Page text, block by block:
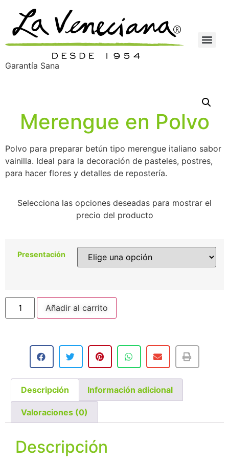
Garantía Sana
Merengue en Polvo
Polvo para preparar betún tipo merengue italiano sabor
vainilla. Ideal para la decoración de pasteles, postres,
para hacer flores y detalles de repostería.
Selecciona las opciones deseadas para mostrar el
precio del producto
Presentación
Añadir al carrito
Descripción Información adicional
Valoraciones (0)
Descripción